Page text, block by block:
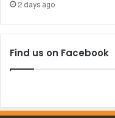
2 days ago
Find us on Facebook